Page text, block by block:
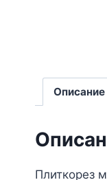
Описание
Плиткорез